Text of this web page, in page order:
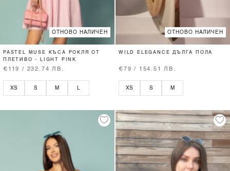
ОТНОВО НАЛИЧЕН
PASTEL MUSE КЪСА РОКЛЯ ОТ
ПЛЕТИВО - LIGHT PINK
€119 / 232.74 ЛВ.
XS S M
ОТНОВО НАЛИЧЕН
WILD ELEGANCE ДЪЛГА ПОЛА
€79 / 154.51 ЛВ.
XS S M